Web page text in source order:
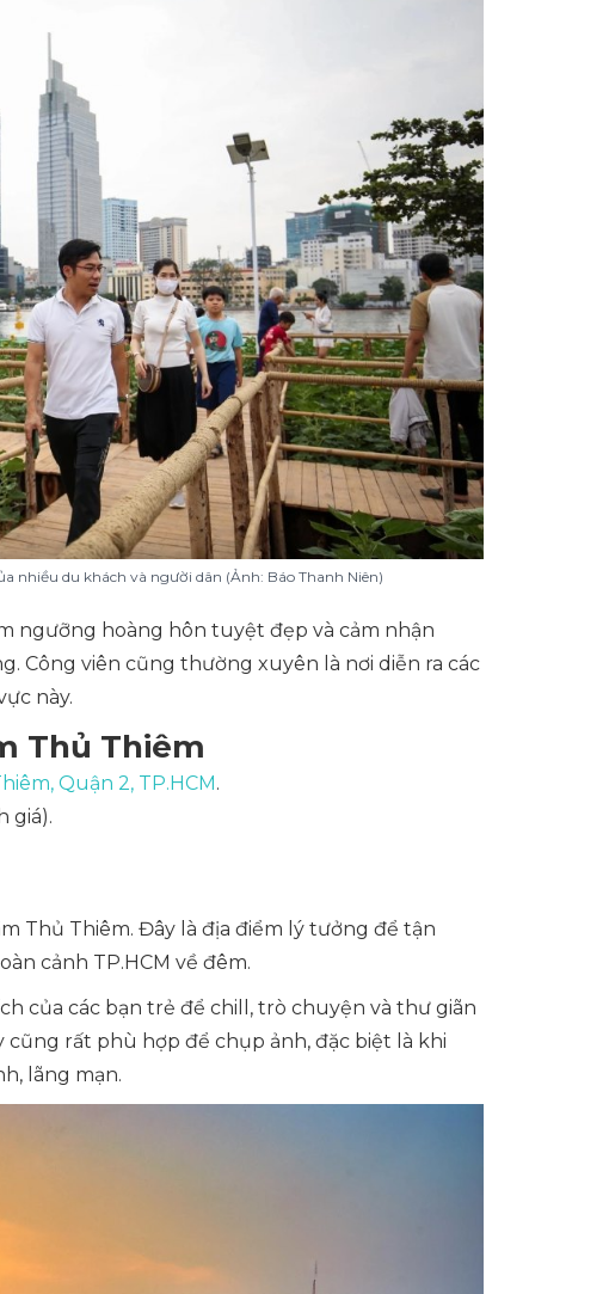
nhiều du khách và người dân (Ảnh: Báo Thanh Niên)
ngưỡng hoàng hôn tuyệt đẹp và cảm nhận
Công viên cũng thường xuyên là nơi diễn ra các
này.
Thủ Thiêm
Quận 2, TP.HCM.
giá).
Thủ Thiêm. Đây là địa điểm lý tưởng để tận
cảnh TP.HCM về đêm.
của các bạn trẻ để chill, trò chuyện và thư giãn
rất phù hợp để chụp ảnh, đặc biệt là khi
lãng mạn.